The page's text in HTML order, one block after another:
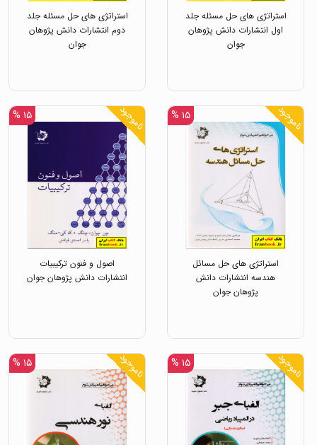
استراتژی های حل مسئله جلد
اول انتشارات دانش پژوهان
جوان
استراتژی های حل مسئله جلد
دوم انتشارات دانش پژوهان
جوان
ناموجود ۱۵ %
استراتژی های حل مسائل
هندسه انتشارات دانش
پژوهان جوان
ناموجود ۱۵ %
اصول و فنون ترکیبیات
انتشارات دانش پژوهان جوان
ناموجود ۱۵ % ناموجود ۱۵ %